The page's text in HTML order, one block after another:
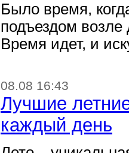
Было время,
подъездом
Время идет, и
08.08 16:43
Лучшие
каждый день